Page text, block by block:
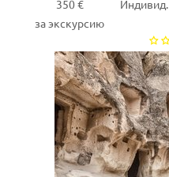
350 €
за экскурсию
Индивид.